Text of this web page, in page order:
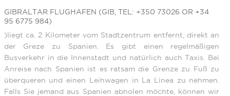
GIBRALTAR FLUGHAFEN (GIB, TEL: +350 73026 OR +34
95 6775 984)
)liegt ca. 2 Kilometer vom Stadtzentrum entfernt, direkt an
der Greze zu Spanien. Es gibt einen regelmäßigen
Busverkehr in die Innenstadt und natürlich auch Taxis. Bei
Anreise nach Spanien ist es ratsam die Grenze zu Fuß zu
überqueren und einen Leihwagen in La Linea zu nehmen.
Falls Sie jemand aus Spanien abholen möchte, können wir